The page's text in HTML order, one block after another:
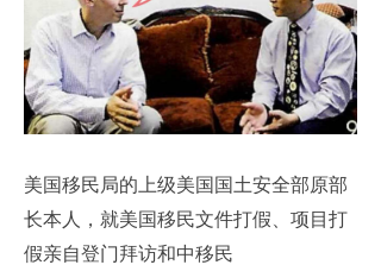
美国移民局的上级美国国土安全部原部
长本人，就美国移民文件打假、项目打
假亲自登门拜访和中移民